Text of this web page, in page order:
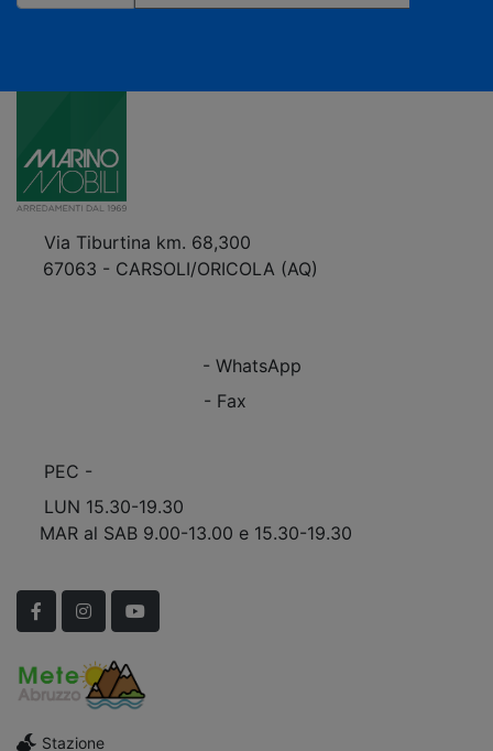
Via Tiburtina km. 68,300
67063 - CARSOLI/ORICOLA (AQ)
- WhatsApp
- Fax
PEC -
LUN 15.30-19.30
MAR al SAB 9.00-13.00 e 15.30-19.30
FacebookInstagramYouTube
Stazione